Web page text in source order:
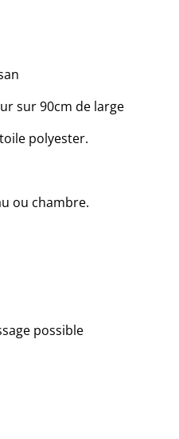
sur 90cm de large
polyester.
ou chambre.
possible